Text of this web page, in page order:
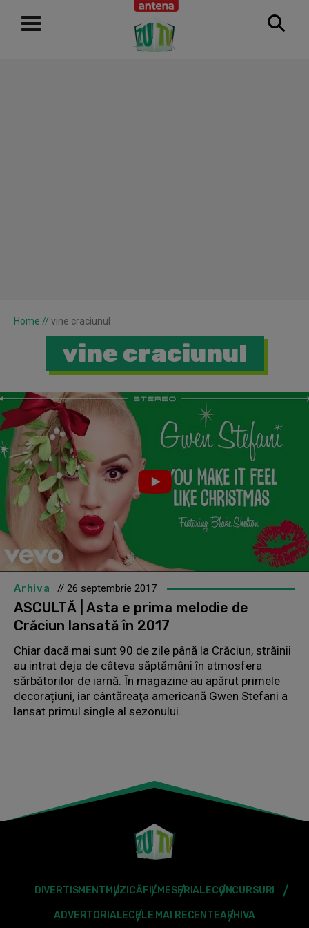
RECLAMĂ
Home // vine craciunul
vine craciunul
Arhiva // 26 septembrie 2017
ASCULTĂ | Asta e prima melodie de
Crăciun lansată în 2017
Chiar dacă mai sunt 90 de zile până la Crăciun, străinii
au intrat deja de câteva săptămâni în atmosfera
sărbătorilor de iarnă. În magazine au apărut primele
decorațiuni, iar cântăreaţa americană Gwen Stefani a
lansat primul single al sezonului.
DIVERTISMENT MUZICĂFILMESERIALECONCURSURI
ADVERTORIALECELE MAI RECENTEARHIVA